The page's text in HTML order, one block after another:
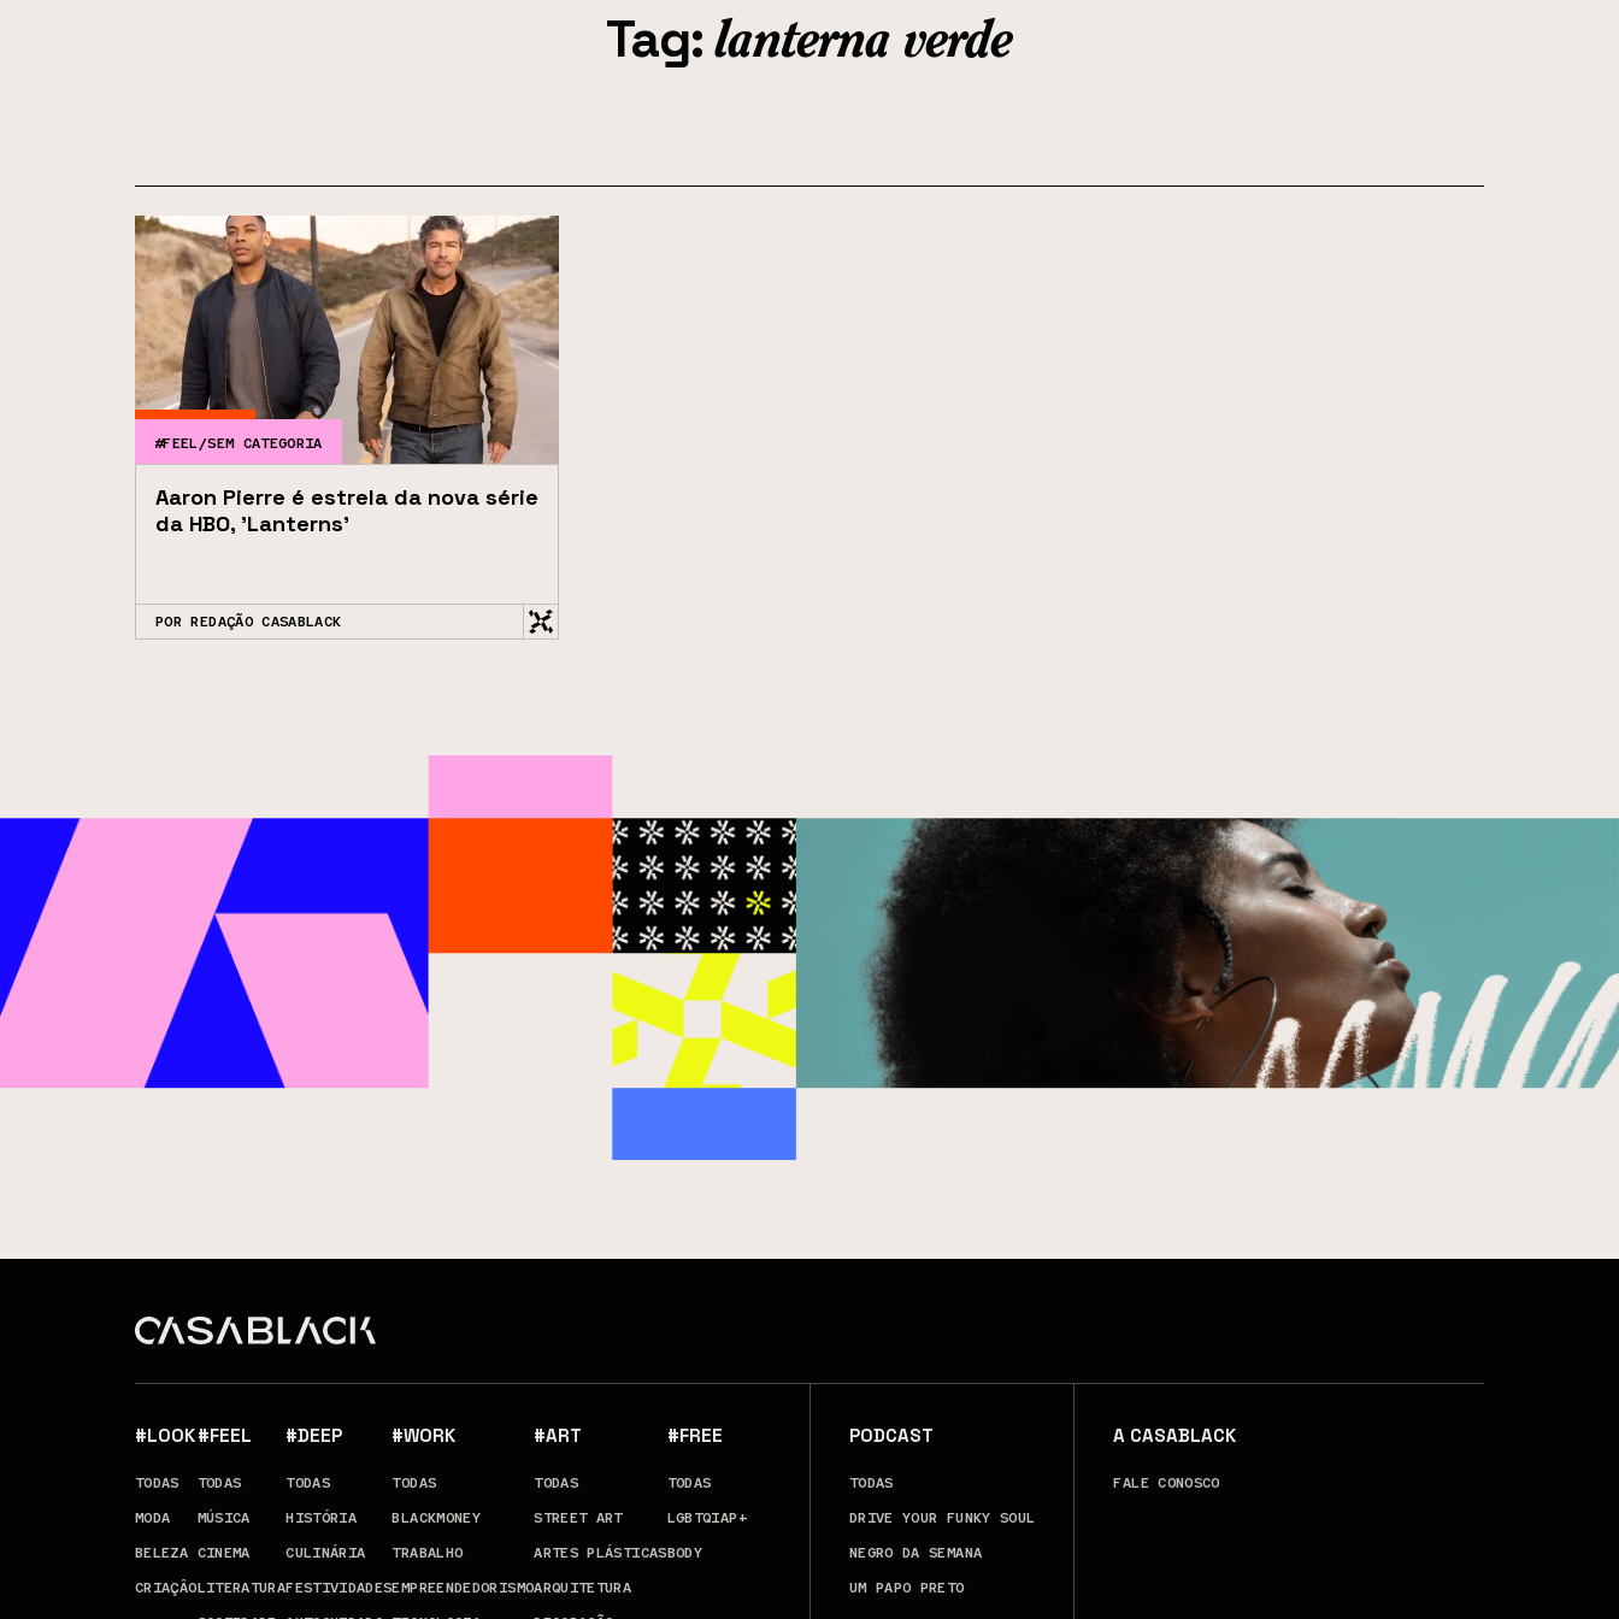
Tag:lanterna verde
#FEEL/SEM CATEGORIA
Aaron Pierre é estrela da nova série
da HBO, 'Lanterns'
POR REDAÇÃO CASABLACK
#LOOK
TODAS
MODA
BELEZA
CRIAÇÂO
#FEEL
TODAS
MÚSICA
CINEMA
LITERATURA
#DEEP
TODAS
HISTÓRIA
CULINÁRIA
FESTIVIDADES
#WORK
TODAS
BLACKMONEY
TRABALHO
EMPREENDEDORISMO
#ART
TODAS
STREET ART
ARTES PLÁSTICAS
ARQUITETURA
#FREE
TODAS
LGBTQIAP+
BODY
PODCAST
TODAS
DRIVE YOUR FUNKY SOUL
NEGRO DA SEMANA
UM PAPO PRETO
A CASABLACK
FALE CONOSCO